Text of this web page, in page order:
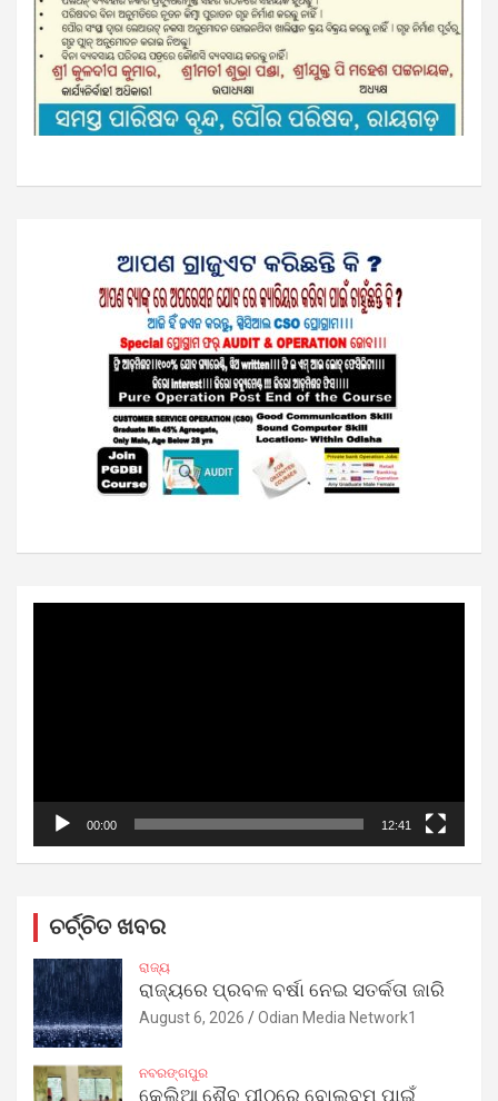
00:00 12:41
ଚର୍ଚ୍ଚିତ ଖବର
ରାଜ୍ୟ
ରାଜ୍ୟରେ ପ୍ରବଳ ବର୍ଷା ନେଇ ସତର୍କତା ଜାରି
August 6, 2026 Odian Media Network1
ନବରଙ୍ଗପୁର
କେଲିଆ ଶୈବ ପୀଠରେ ବୋଲବମ ପାଇଁ